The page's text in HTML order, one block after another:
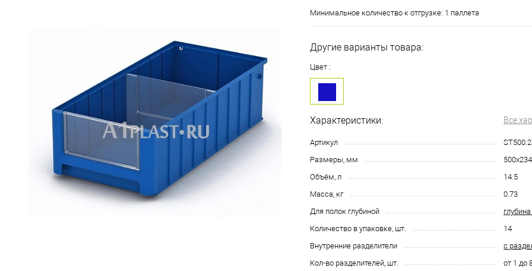
Минимальное количество к отгрузке: 1 паллета
Другие варианты товара:
Цвет :
Характеристики: Все
Артикул
Размеры, мм
Объём, л
14.5
Масса, кг
0.73
Для полок глубиной
Количество в упаковке, шт.
14
Внутренние разделители
с
Кол-во разделителей, шт.
от 1 до